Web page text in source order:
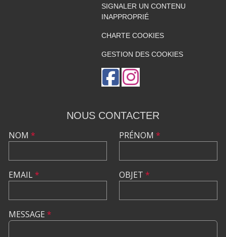
SIGNALER UN CONTENU
INAPPROPRIÉ
CHARTE COOKIES
GESTION DES COOKIES
NOUS CONTACTER
NOM *
EMAIL*
PRÉNOM *
OBJET *
MESSAGE *